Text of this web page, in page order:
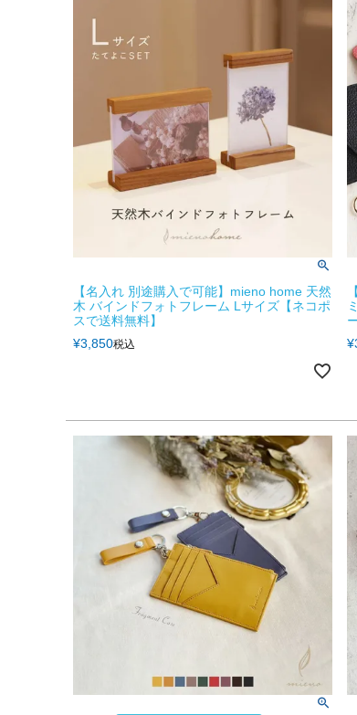
【名入れ 別途購入で可能】mieno home 天然
木 バインドフォトフレーム Lサイズ【ネコポ
スで送料無料】
¥3,850税込
¥